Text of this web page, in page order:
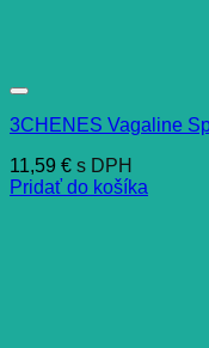
3CHENES Vagaline
11,59 € s DPH
Pridať do košíka